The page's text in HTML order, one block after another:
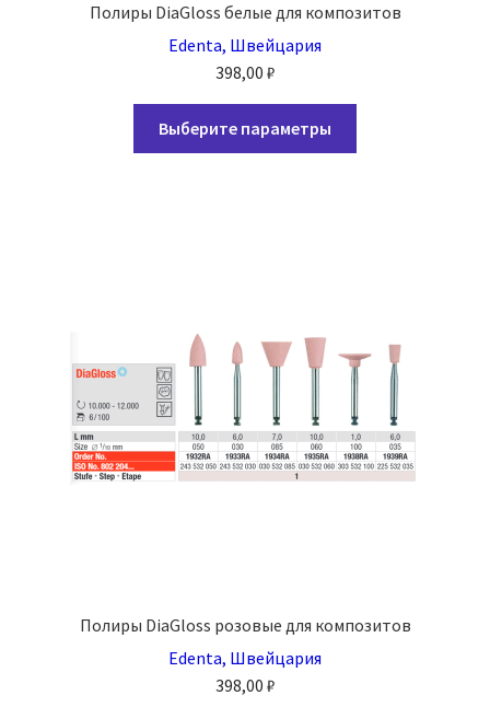
Полиры DiaGloss белые для композитов
Edenta, Швейцария
398,00 ₽
Выберите параметры
странице
товара.
Полиры DiaGloss розовые для композитов
Edenta, Швейцария
398,00 ₽